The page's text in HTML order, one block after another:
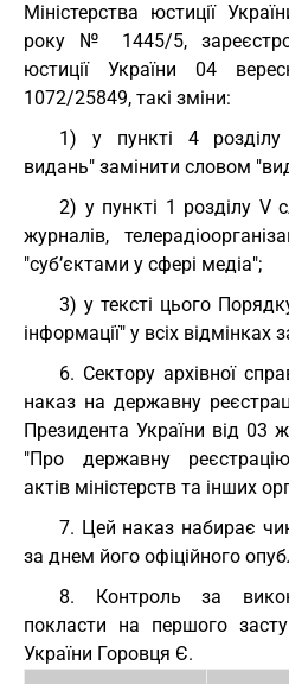
Міністерства юстиції
року № 1445/5,
юстиції України 04
1072/25849, такі зміни:
1) у пункті 4
видань" замінити словом
2) у пункті 1 розділу V
журналів,
"суб’єктами у сфері медіа";
3) у тексті цього
інформації" у всіх
6. Сектору архівної
наказ на державну
Президента України від 03
"Про державну
актів міністерств та інших
7. Цей наказ набирає
за днем його офіційного
8. Контроль за
покласти на першого
України Горовця Є.